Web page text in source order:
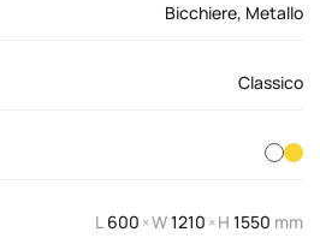
Bicchiere, Metallo
Classico
L 600 ×W1210 ×H 1550 mm